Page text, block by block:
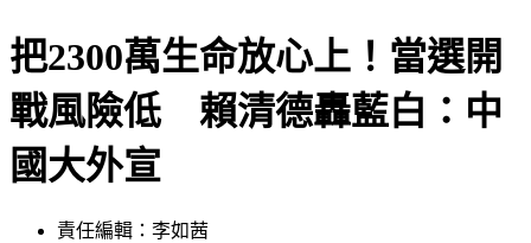
把2300萬生命放心上！當選開
戰風險低 賴清德轟藍白：中
國大外宣
責任編輯：李如茜